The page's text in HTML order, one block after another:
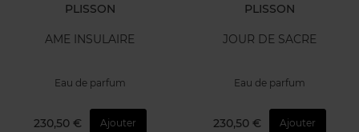
PLISSON
AME INSULAIRE
Eau de parfum
230,50 € Ajouter
PLISSON
JOUR DE SACRE
Eau de parfum
230,50 € Ajouter